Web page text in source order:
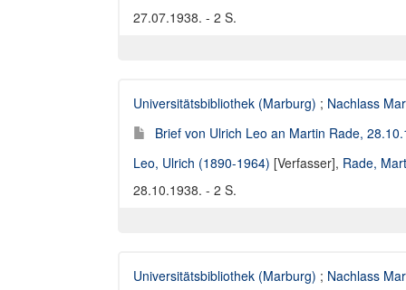
27.07.1938. - 2 S.
Universitätsbibliothek (Marburg) ; Nachlass
Brief von Ulrich Leo an Martin Rade,
Leo, Ulrich (1890-1964) [Verfasser], Rade,
28.10.1938. - 2 S.
Universitätsbibliothek (Marburg) ; Nachlass